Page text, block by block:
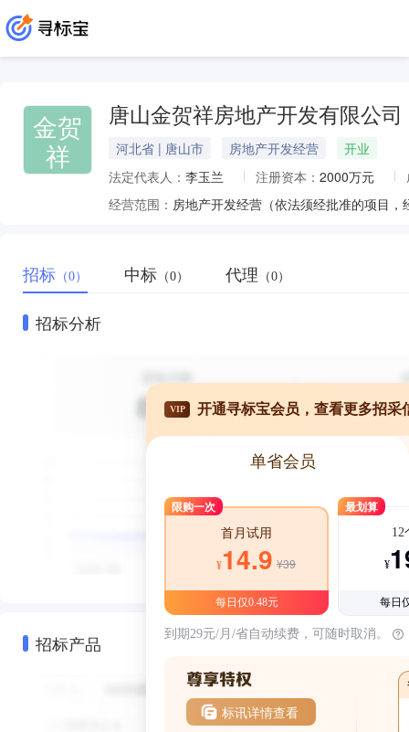
金贺
祥
唐山金贺祥房地产开发有限公司
河北省 | 唐山市 房地产开发经营
开业
法定代表人： 李玉兰 注册资本： 2000万元
经营范围： 房地产开发经营（依法须经批准的项目
招标 （0） 中标 （0） 代理 （0）
招标分析
招标产品
VIP 开通寻标宝会员，查看更多招采
单省会员
限购一次
首月试用
¥14.9 ¥39
每日仅0.48元
最划算
12
¥
每日
到期29元/月/省自动续费，可随时取消。
标讯详情查看